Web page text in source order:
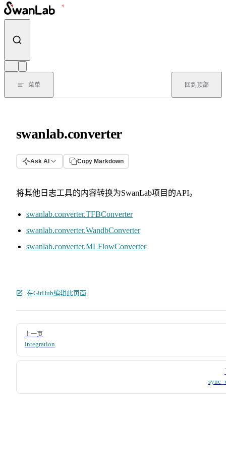
跳转到内容
菜单 回到顶部
swanlab.converter
Ask AI Copy Markdown
将其他日志工具的内容转换为SwanLab项目的API。
swanlab.converter.TFBConverter
swanlab.converter.WandbConverter
swanlab.converter.MLFlowConverter
在GitHub编辑此页面
Pager
上一页
integration